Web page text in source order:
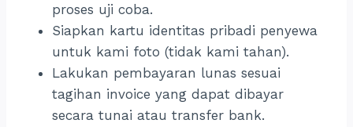
proses uji coba.
Siapkan kartu identitas pribadi penyewa
untuk kami foto (tidak kami tahan).
Lakukan pembayaran lunas sesuai
tagihan invoice yang dapat dibayar
secara tunai atau transfer bank.